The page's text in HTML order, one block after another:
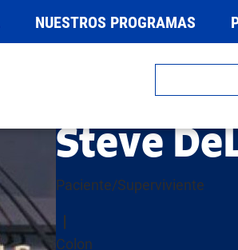
NUESTROS PROGRAMAS
Steve
Paciente/Superviviente
Colon